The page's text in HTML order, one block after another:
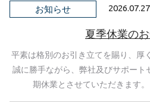
お知らせ 2026.07.27
夏季休業の
平素は格別のお引き立てを賜り、厚
誠に勝手ながら、弊社及びサポート
期休業とさせていただきます